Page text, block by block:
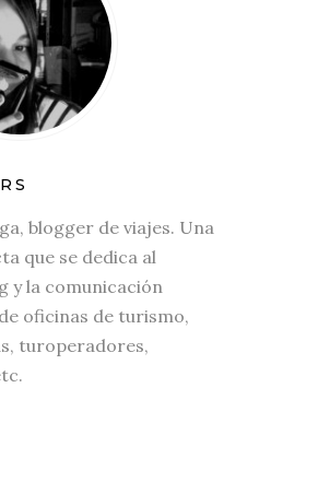
blogger de viajes. Una
que se dedica al
y la comunicación
oficinas de turismo,
turoperadores,